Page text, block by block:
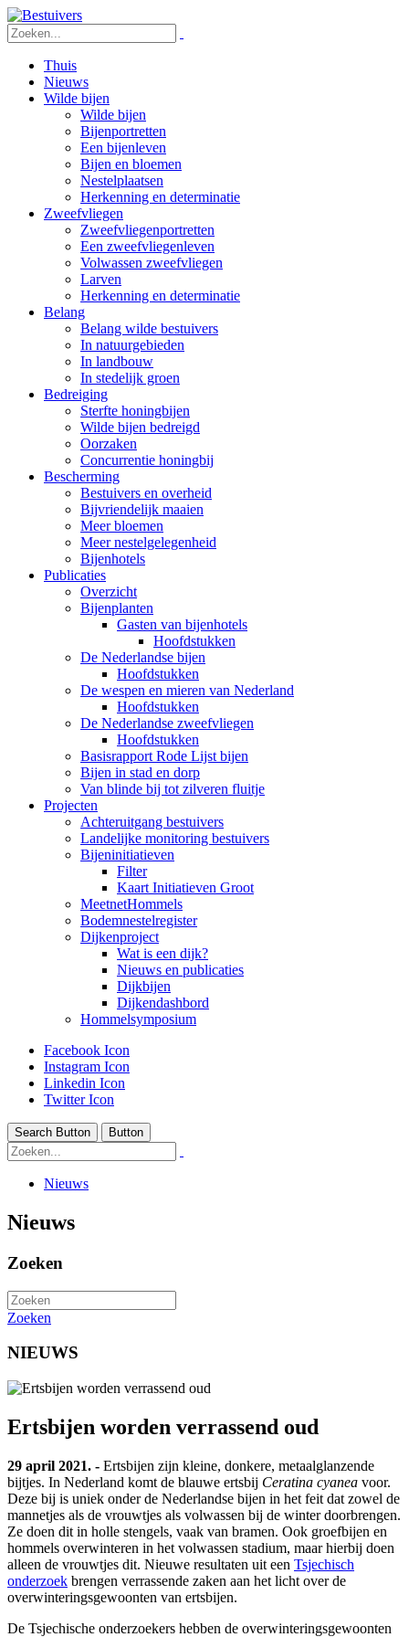
Thuis
Nieuws
Wilde bijen
Wilde bijen
Bijenportretten
Een bijenleven
Bijen en bloemen
Nestelplaatsen
Herkenning en determinatie
Zweefvliegen
Zweefvliegenportretten
Een zweefvliegenleven
Volwassen zweefvliegen
Larven
Herkenning en determinatie
Belang
Belang wilde bestuivers
In natuurgebieden
In landbouw
In stedelijk groen
Bedreiging
Sterfte honingbijen
Wilde bijen bedreigd
Oorzaken
Concurrentie honingbij
Bescherming
Bestuivers en overheid
Bijvriendelijk maaien
Meer bloemen
Meer nestelgelegenheid
Bijenhotels
Publicaties
Overzicht
Bijenplanten
Gasten van bijenhotels
Hoofdstukken
De Nederlandse bijen
Hoofdstukken
De wespen en mieren van Nederland
Hoofdstukken
De Nederlandse zweefvliegen
Hoofdstukken
Basisrapport Rode Lijst bijen
Bijen in stad en dorp
Van blinde bij tot zilveren fluitje
Projecten
Achteruitgang bestuivers
Landelijke monitoring bestuivers
Bijeninitiatieven
Filter
Kaart Initiatieven Groot
MeetnetHommels
Bodemnestelregister
Dijkenproject
Wat is een dijk?
Nieuws en publicaties
Dijkbijen
Dijkendashbord
Hommelsymposium
Facebook Icon
Instagram Icon
Linkedin Icon
Twitter Icon
Search Button Button
Nieuws
Nieuws
Zoeken
Zoeken
NIEUWS
Ertsbijen worden verrassend oud
29 april 2021. - Ertsbijen zijn kleine, donkere, metaalglanzende
bijtjes. In Nederland komt de blauwe ertsbij Ceratina cyanea voor.
Deze bij is uniek onder de Nederlandse bijen in het feit dat zowel de
mannetjes als de vrouwtjes als volwassen bij de winter doorbrengen.
Ze doen dit in holle stengels, vaak van bramen. Ook groefbijen en
hommels overwinteren in het volwassen stadium, maar hierbij doen
alleen de vrouwtjes dit. Nieuwe resultaten uit een Tsjechisch
onderzoek brengen verrassende zaken aan het licht over de
overwinteringsgewoonten van ertsbijen.
De Tsjechische onderzoekers hebben de overwinteringsgewoonten